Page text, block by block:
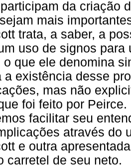
da criação
mais
trata, a saber, a
uso de signos
o que ele denomina
a existência desse
mas não
foi feito por
facilitar seu
através do
e outra
carretel de seu neto.